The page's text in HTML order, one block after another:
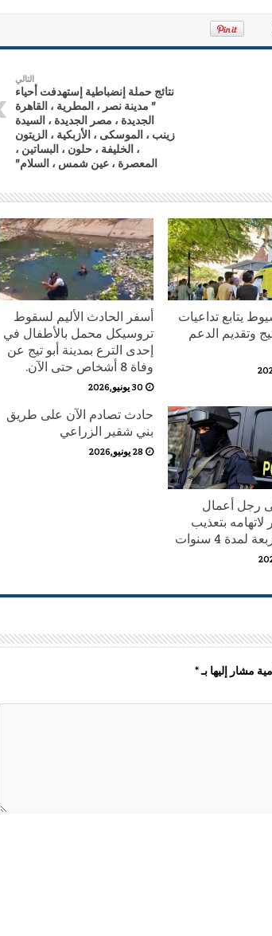
التالي
نتائج حملة إنضباطية إستهدفت أحياء
” مدينة نصر ، المطرية ، القاهرة
الجديدة ، مصر الجديدة ، السيدة
زينب ، الموسكى ، الأزبكية ، الزيتون
، الخليفة ، حلون ، البساتين ،
المعصرة ، عين شمس ، السلام”
يتابع تداعيات
وتقديم الدعم
أسفر الحادث الأليم لسقوط
تروسيكل محمل بالأطفال في
إحدى الترع بمدينة أبو تيج عن
وفاة 8 أشخاص حتى الآن.
30 يونيو,2026
رجل أعمال
لاتهامه بتعذيب
لمدة 4 سنوات
حادث تصادم الآن على طريق
بني شقير الزراعي
28 يونيو,2026
مشار إليها بـ*